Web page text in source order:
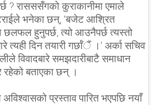
? रासससँगको कुराकानीमा एमाले
भनेका छन्, ‘बजेट आश्रित
छलफल हुनुपर्छ, त्यो आउनैपर्छ त्यस्तो
त्यही दिन तयारी गर्छाँैं ।’ अर्का सचिव
विवादबारे समझदारीबाटै समाधान
रहेको बताएका छन् ।
प्रस्ताव पारित भएपछि नयाँ